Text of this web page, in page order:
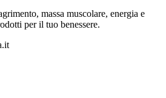
massa muscolare, energia e
per il tuo benessere.